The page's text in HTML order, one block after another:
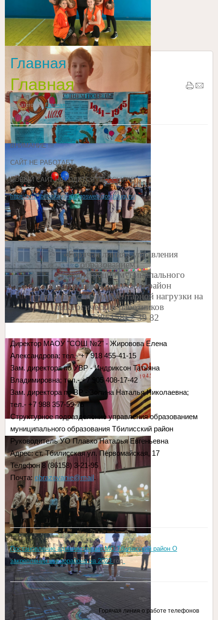
Все дляJoomla. Бесплатные шаблоны и расширения.
Главная
Главная
Категория:Главная
ВНИМАНИЕ !!!
САЙТ НЕ РАБОТАЕТ.
НОВЫЙ САЙТ НАХОДИТСЯ ПО ССЫЛКЕ:
https://sh2-tbilisskaya-r03.gosweb.gosuslugi.ru/
«Горячая линия» управления
образованием
администрации муниципального
образования Тбилисский район
по вопросам документарной нагрузки на
педагогических работников
+ 7 (86158) 2 39 82
Директор МАОУ "СОШ №2" - Жировова Елена
Александрова; тел.- +7 918 455-41-15
Зам. директора по УВР - Индриксон Татьяна
Владимировна; тел.- +7 905 408-17-42
Зам. директора по ВР - Золина Наталья Николаевна;
тел.- +7 988 357-59-75
Структурное подразделение управления образованием
муниципального образования Тбилисский район
Руководитель УО Плавко Наталья Евгеньевна
Адрес: ст. Тбилисская ул. Первомайская, 17
Телефон 8 (86158) 3-21-95
Почта: obrazovanie@mail.
Постановление администрации МО Тбилисский район О
закреплении микрорайона на 2023 год
Горячая линия о работе телефонов